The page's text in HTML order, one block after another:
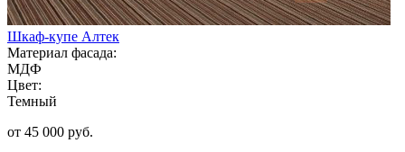
Шкаф-купе Алтек
Материал фасада:
МДФ
Цвет:
Темный
от 45 000 руб.